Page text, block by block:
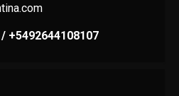
+5492644108107